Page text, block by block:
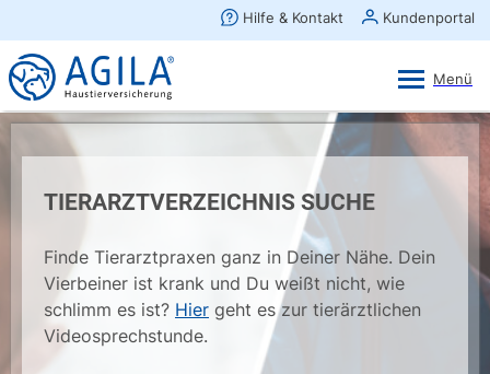
TIERARZTVERZEICHNIS SUCHE
Finde Tierarztpraxen ganz in Deiner Nähe. Dein
Vierbeiner ist krank und Du weißt nicht, wie
schlimm es ist? Hier geht es zur tierärztlichen
Videosprechstunde.
×
AGILA Kunden-App
Gratis - Im Play Store laden
Ansehen